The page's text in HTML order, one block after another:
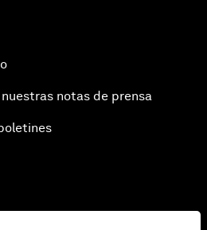
notas de prensa